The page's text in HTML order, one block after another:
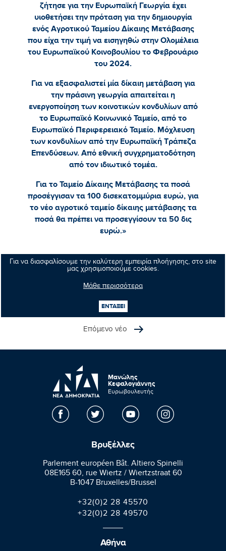
Για να διασφαλίσουμε την καλύτερη εμπειρία πλοήγησης, στο site
μας χρησιμοποιούμε cookies.
Μάθε περισσότερα
ΕΝΤΑΞΕΙ
ζήτησε για την Ευρωπαϊκή Γεωργία έχει
υιοθετήσει την πρόταση για την δημιουργία
ενός Αγροτικού Ταμείου Δίκαιης Μετάβασης
που είχα την τιμή να εισηγηθώ στην Ολομέλεια
του Ευρωπαϊκού Κοινοβουλίου το Φεβρουάριο
του 2024.
Για να εξασφαλιστεί μία δίκαιη μετάβαση για
την πράσινη γεωργία απαιτείται η
ενεργοποίηση των κοινοτικών κονδυλίων από
το Ευρωπαϊκό Κοινωνικό Ταμείο, από το
Ευρωπαϊκό Περιφερειακό Ταμείο. Μόχλευση
των κονδυλίων από την Ευρωπαϊκή Τράπεζα
Επενδύσεων. Από εθνική συγχρηματοδότηση
από τον ιδιωτικό τομέα.
Για το Ταμείο Δίκαιης Μετάβασης τα ποσά
προσέγγισαν τα 100 δισεκατομμύρια ευρώ, για
το νέο αγροτικό ταμείο δίκαιης μετάβασης τα
ποσά θα πρέπει να προσεγγίσουν τα 50 δις
ευρώ.»
Κοινοποιήστε:
Προηγούμενο νέο
Επόμενο νέο
Μανώλης
Κεφαλογιάννης
Ευρωβουλευτής
Βρυξέλλες
Parlement européen Bât. Altiero Spinelli
08E165 60, rue Wiertz / Wiertzstraat 60
B-1047 Bruxelles/Brussel
+32(0)2 28 45570
+32(0)2 28 49570
Αθήνα